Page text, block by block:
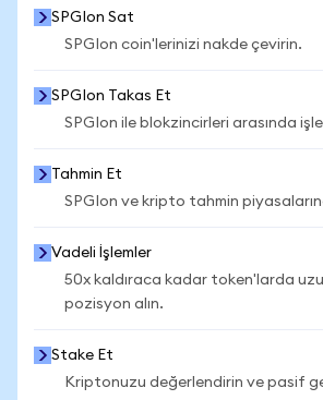
SPGIon Sat
SPGIon coin'lerinizi nakde çevirin.
SPGIon Takas Et
SPGIon ile blokzincirleri arasında
Tahmin Et
SPGIon ve kripto tahmin
Vadeli İşlemler
50x kaldıraca kadar token'larda
pozisyon alın.
Stake Et
Kriptonuzu değerlendirin ve pasif